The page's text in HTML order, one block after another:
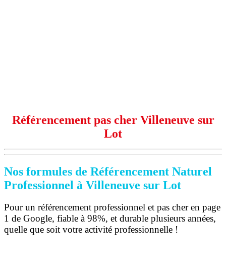
Référencement pas cher Villeneuve sur
Lot
Nos formules de Référencement Naturel
Professionnel à Villeneuve sur Lot
Pour un référencement professionnel et pas cher en page
1 de Google, fiable à 98%, et durable plusieurs années,
quelle que soit votre activité professionnelle !